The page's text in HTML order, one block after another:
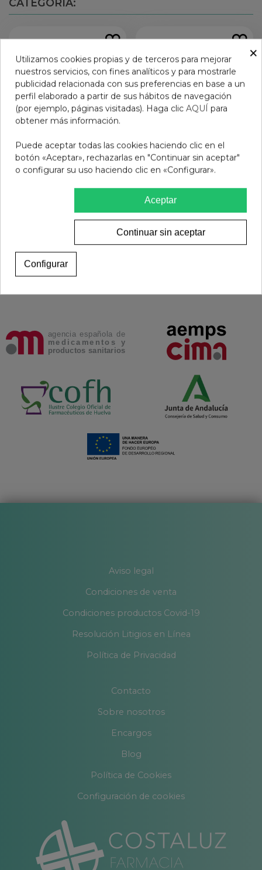
CATEGORÍA:
Laca de uñas Mia AQUA
GAFAS PROTECFARMA
9,90 €
Aviso legal
Condiciones de venta
Condiciones productos Covid-19
Resolución Litigios en Línea
Política de Privacidad
Contacto
Sobre nosotros
Encargos
Blog
Política de Cookies
Configuración de cookies
×
Utilizamos cookies propias y de terceros para mejorar
nuestros servicios, con fines analíticos y para mostrarle
publicidad relacionada con sus preferencias en base a un
perfil elaborado a partir de sus hábitos de navegación
(por ejemplo, páginas visitadas). Haga clic AQUÍ para
obtener más información.
Puede aceptar todas las cookies haciendo clic en el
botón «Aceptar», rechazarlas en "Continuar sin aceptar"
o configurar su uso haciendo clic en «Configurar».
Aceptar
Continuar sin aceptar
Configurar